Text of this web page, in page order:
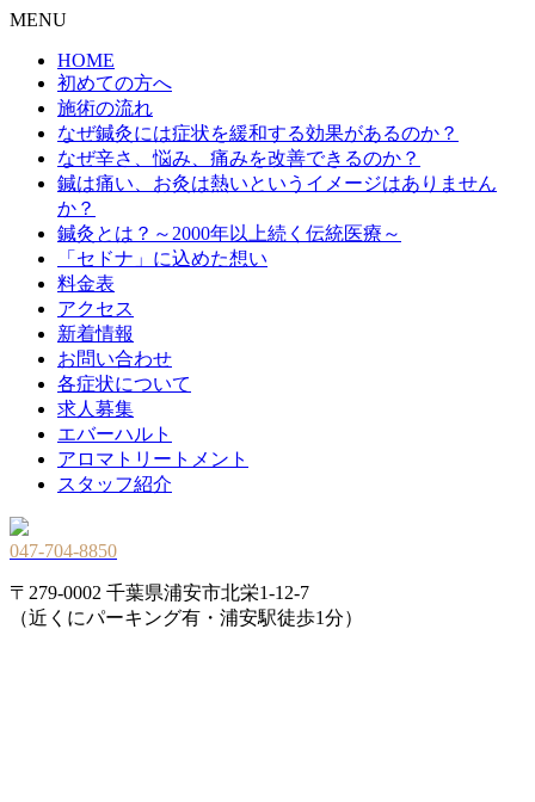
MENU
HOME
初めての方へ
施術の流れ
なぜ鍼灸には症状を緩和する効果があるのか？
なぜ辛さ、悩み、痛みを改善できるのか？
鍼は痛い、お灸は熱いというイメージはありません
か？
鍼灸とは？～2000年以上続く伝統医療～
「セドナ」に込めた想い
料金表
アクセス
新着情報
お問い合わせ
各症状について
求人募集
エバーハルト
アロマトリートメント
スタッフ紹介
047-704-8850
〒279-0002 千葉県浦安市北栄1-12-7
（近くにパーキング有・浦安駅徒歩1分）